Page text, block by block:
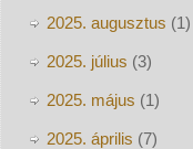
2025. augusztus (1)
2025. július (3)
2025. május (1)
2025. április (7)